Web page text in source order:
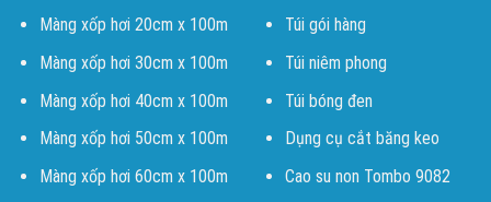
Màng xốp hơi 20cm x 100m
Màng xốp hơi 30cm x 100m
Màng xốp hơi 40cm x 100m
Màng xốp hơi 50cm x 100m
Màng xốp hơi 60cm x 100m
Túi gói hàng
Túi niêm phong
Túi bóng đen
Dụng cụ cắt băng keo
Cao su non Tombo 9082